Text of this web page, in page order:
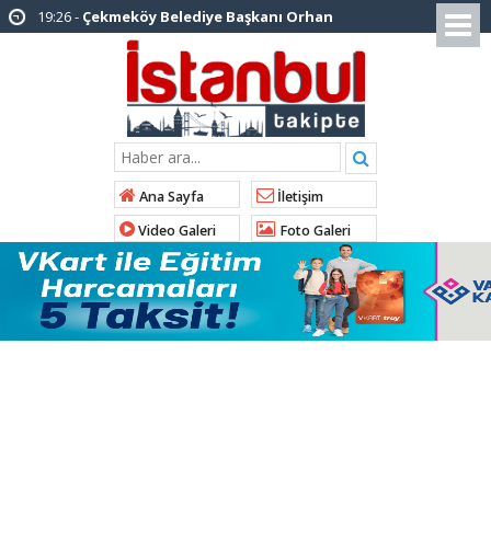
16:56 - İstanbul’da 4 CHP’li belediye başkanı
AK Parti’ye katılıyor
Pendik Belediyesi ekipleri
Balıkesir’deki orman yangınına müdahale ediyor
Arnavutköy’de üniversite adaylarına
Ana Sayfa
İletişim
Video Galeri
Foto Galeri